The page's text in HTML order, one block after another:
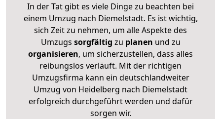
In der Tat gibt es viele Dinge zu beachten bei
einem Umzug nach Diemelstadt. Es ist wichtig,
sich Zeit zu nehmen, um alle Aspekte des
Umzugs sorgfältig zu planen und zu
organisieren, um sicherzustellen, dass alles
reibungslos verläuft. Mit der richtigen
Umzugsfirma kann ein deutschlandweiter
Umzug von Heidelberg nach Diemelstadt
erfolgreich durchgeführt werden und dafür
sorgen wir.